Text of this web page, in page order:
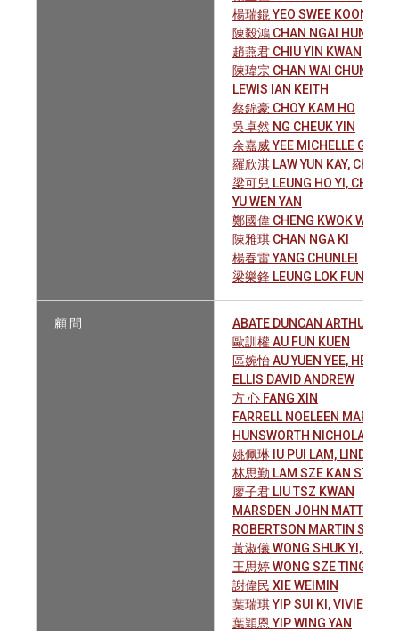
楊瑞錕 YEO SWEE KOON,
陳毅鴻 CHAN NGAI HUNG
趙燕君 CHIU YIN KWAN
陳瑋宗 CHAN WAI CHUNG,
LEWIS IAN KEITH
蔡錦豪 CHOY KAM HO
吳卓然 NG CHEUK YIN
余嘉威 YEE MICHELLE GAR
羅欣淇 LAW YUN KAY, CHERYL
梁可兒 LEUNG HO YI, CHERIE
YU WEN YAN
鄭國偉 CHENG KWOK WAI
陳雅琪 CHAN NGA KI
楊春雷 YANG CHUNLEI
梁樂鋒 LEUNG LOK FUNG
顧 問
ABATE DUNCAN ARTHUR
歐訓權 AU FUN KUEN
區婉怡 AU YUEN YEE, HELEN
ELLIS DAVID ANDREW
方 心 FANG XIN
FARRELL NOELEEN MARY
HUNSWORTH NICHOLAS
姚佩琳 IU PUI LAM, LINDA
林思勤 LAM SZE KAN
廖子君 LIU TSZ KWAN
MARSDEN JOHN MATTHEW
ROBERTSON MARTIN SCOTT
黃淑儀 WONG SHUK YI,
王思婷 WONG SZE TING
謝偉民 XIE WEIMIN
葉瑞琪 YIP SUI KI, VIVIEN
葉穎恩 YIP WING YAN